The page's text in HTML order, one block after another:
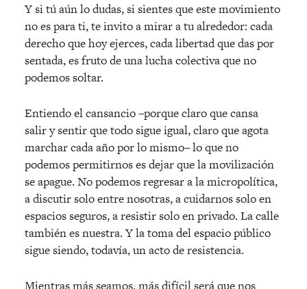
Y si tú aún lo dudas, si sientes que este movimiento
no es para ti, te invito a mirar a tu alrededor: cada
derecho que hoy ejerces, cada libertad que das por
sentada, es fruto de una lucha colectiva que no
podemos soltar.
Entiendo el cansancio –porque claro que cansa
salir y sentir que todo sigue igual, claro que agota
marchar cada año por lo mismo– lo que no
podemos permitirnos es dejar que la movilización
se apague. No podemos regresar a la micropolítica,
a discutir solo entre nosotras, a cuidarnos solo en
espacios seguros, a resistir solo en privado. La calle
también es nuestra. Y la toma del espacio público
sigue siendo, todavía, un acto de resistencia.